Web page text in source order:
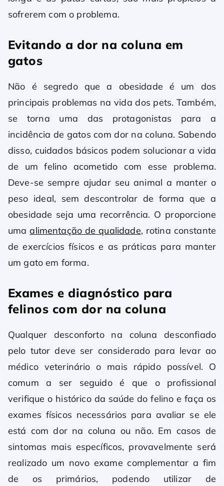
sofrerem com o problema.
Evitando a dor na coluna em
gatos
Não é segredo que a obesidade é um dos
principais problemas na vida dos pets. Também,
se torna uma das protagonistas para a
incidência de gatos com dor na coluna. Sabendo
disso, cuidados básicos podem solucionar a vida
de um felino acometido com esse problema.
Deve-se sempre ajudar seu animal a manter o
peso ideal, sem descontrolar de forma que a
obesidade seja uma recorrência. O proporcione
umaalimentação de qualidade, rotina constante
de exercícios físicos e as práticas para manter
um gato em forma.
Exames e diagnóstico para
felinos com dor na coluna
Qualquer desconforto na coluna desconfiado
pelo tutor deve ser considerado para levar ao
médico veterinário o mais rápido possível. O
comum a ser seguido é que o profissional
verifique o histórico da saúde do felino e faça os
exames físicos necessários para avaliar se ele
está com dor na coluna ou não. Em casos de
sintomas mais específicos, provavelmente será
realizado um novo exame complementar a fim
de os primários, podendo utilizar de